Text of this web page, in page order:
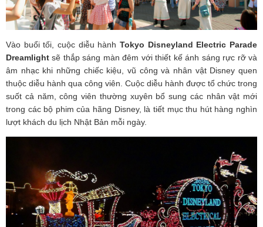
Vào buổi tối, cuộc diễu hành Tokyo Disneyland Electric Parade
Dreamlight sẽ thắp sáng màn đêm với thiết kế ánh sáng rực rỡ và
âm nhạc khi những chiếc kiệu, vũ công và nhân vật Disney quen
thuộc diễu hành qua công viên. Cuộc diễu hành được tổ chức trong
suốt cả năm, công viên thường xuyên bổ sung các nhân vật mới
trong các bộ phim của hãng Disney, là tiết mục thu hút hàng nghìn
lượt khách du lịch Nhật Bản mỗi ngày.